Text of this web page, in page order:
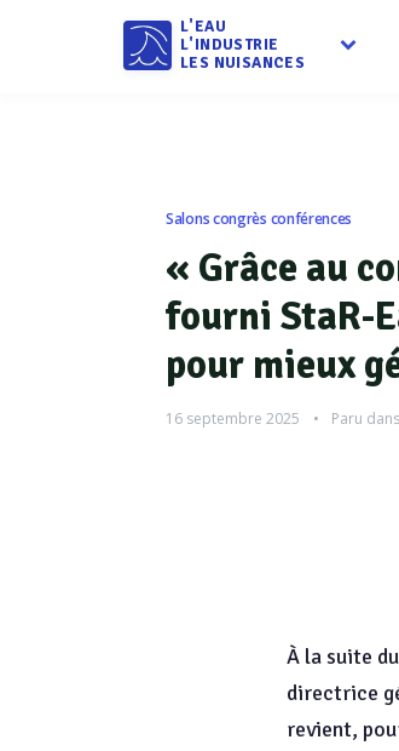
L'EAU
L'INDUSTRIE
LES NUISANCES
Salons congrès conférences
« Grâce au
fourni StaR-
pour mieux
16 septembre 2025 Paru
À la suite
directrice
revient,